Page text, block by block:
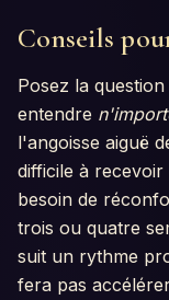
Conseils
Posez la
entendre
l'angoisse aiguë
difficile à
besoin de
trois ou quatre
suit un rythme
fera pas